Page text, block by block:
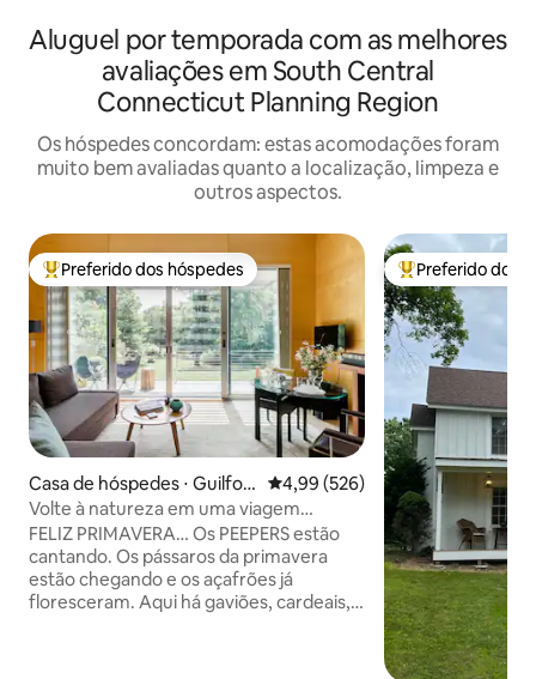
Aluguel por temporada com as melhores
avaliações em South Central
Connecticut Planning Region
Os hóspedes concordam: estas acomodações foram
muito bem avaliadas quanto a localização, limpeza e
outros aspectos.
Entre os melhores preferidos dos hóspedes
Preferido dos hóspedes
Casa de hóspedes ⋅ Guilfor
d
4,99 de uma avaliação média de
4,99 (526)
Volte à natureza em uma viagem
moderna com acabamento em madeira
FELIZ PRIMAVERA… Os PEEPERS estão
cantando. Os pássaros da primavera
estão chegando e os açafrões já
floresceram. Aqui há gaviões, cardeais,
Entre os
Preferido dos